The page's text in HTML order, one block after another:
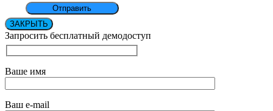
ЗАКРЫТЬ
Запросить бесплатный демодоступ
Ваше имя
Ваш e-mail